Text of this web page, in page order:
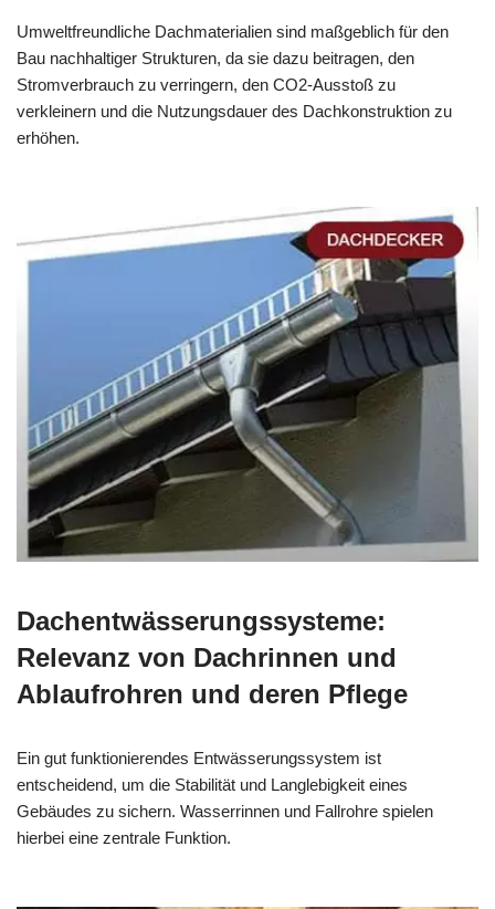
Umweltfreundliche Dachmaterialien sind maßgeblich für den
Bau nachhaltiger Strukturen, da sie dazu beitragen, den
Stromverbrauch zu verringern, den CO2-Ausstoß zu
verkleinern und die Nutzungsdauer des Dachkonstruktion zu
erhöhen.
Dachentwässerungssysteme:
Relevanz von Dachrinnen und
Ablaufrohren und deren Pflege
Ein gut funktionierendes Entwässerungssystem ist
entscheidend, um die Stabilität und Langlebigkeit eines
Gebäudes zu sichern. Wasserrinnen und Fallrohre spielen
hierbei eine zentrale Funktion.